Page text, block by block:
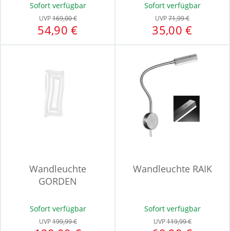
Sofort verfügbar
UVP169,00 €
54,90 €
Sofort verfügbar
UVP71,99 €
35,00 €
Wandleuchte
GORDEN
Sofort verfügbar
UVP199,99 €
Wandleuchte RAIK
Sofort verfügbar
UVP119,99 €